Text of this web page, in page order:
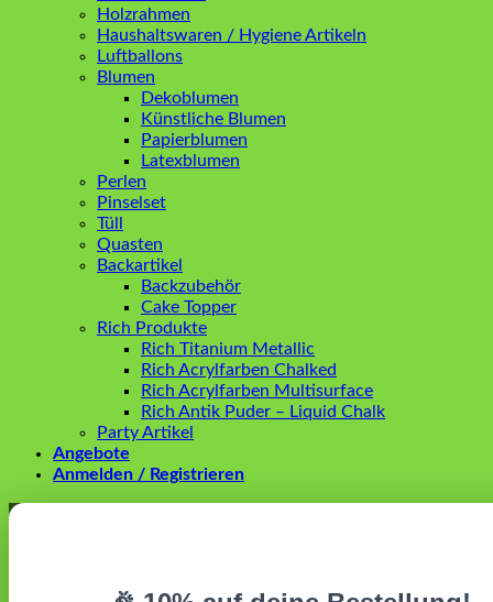
Holzrahmen
Haushaltswaren / Hygiene Artikeln
Luftballons
Blumen
Dekoblumen
Künstliche Blumen
Papierblumen
Latexblumen
Perlen
Pinselset
Tüll
Quasten
Backartikel
Backzubehör
Cake Topper
Rich Produkte
Rich Titanium Metallic
Rich Acrylfarben Chalked
Rich Acrylfarben Multisurface
Rich Antik Puder – Liquid Chalk
Party Artikel
Angebote
Anmelden / Registrieren
Anmelden